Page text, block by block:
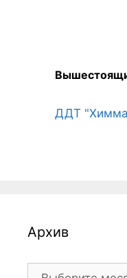
ДДТ
Архив
Архив